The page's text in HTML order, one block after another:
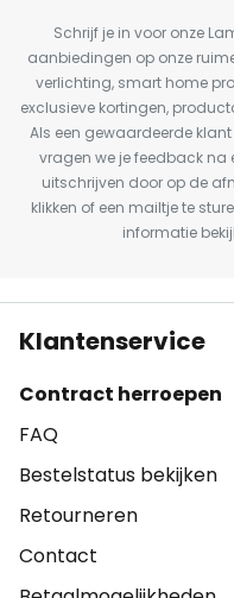
Schrijf je in voor onze
aanbiedingen op onze
verlichting, smart home
exclusieve kortingen,
Als een gewaardeerde
vragen we je feedback na
uitschrijven door op de
klikken of een mailtje te
informatie
Klantenservice
Contract herroepen
FAQ
Bestelstatus bekijken
Retourneren
Contact